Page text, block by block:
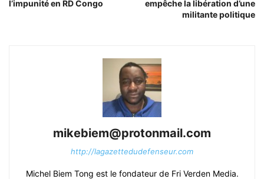
l’impunité en RD Congo
empêche la libération d’une
militante politique
mikebiem@protonmail.com
http://lagazettedudefenseur.com
Michel Biem Tong est le fondateur de Fri Verden Media.